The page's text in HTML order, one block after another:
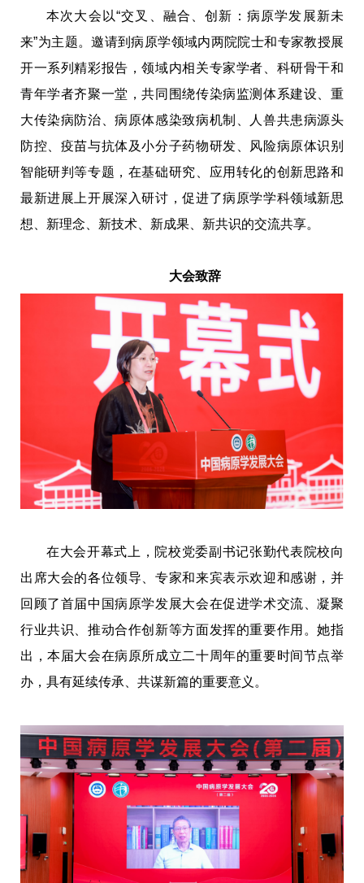
本次大会以“交叉、融合、创新：病原学发展新未
来”为主题。邀请到病原学领域内两院院士和专家教授展
开一系列精彩报告，领域内相关专家学者、科研骨干和
青年学者齐聚一堂，共同围绕传染病监测体系建设、重
大传染病防治、病原体感染致病机制、人兽共患病源头
防控、疫苗与抗体及小分子药物研发、风险病原体识别
智能研判等专题，在基础研究、应用转化的创新思路和
最新进展上开展深入研讨，促进了病原学学科领域新思
想、新理念、新技术、新成果、新共识的交流共享。
大会致辞
在大会开幕式上，院校党委副书记张勤代表院校向
出席大会的各位领导、专家和来宾表示欢迎和感谢，并
回顾了首届中国病原学发展大会在促进学术交流、凝聚
行业共识、推动合作创新等方面发挥的重要作用。她指
出，本届大会在病原所成立二十周年的重要时间节点举
办，具有延续传承、共谋新篇的重要意义。